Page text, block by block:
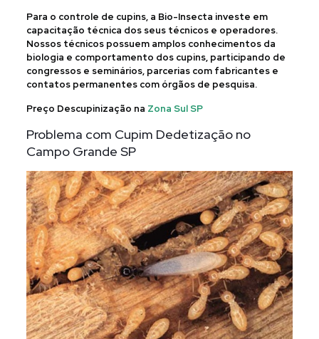
Para o controle de cupins, a Bio-Insecta investe em
capacitação técnica dos seus técnicos e operadores.
Nossos técnicos possuem amplos conhecimentos da
biologia e comportamento dos cupins, participando de
congressos e seminários, parcerias com fabricantes e
contatos permanentes com órgãos de pesquisa.
Preço Descupinização na Zona Sul SP
Problema com Cupim Dedetização no
Campo Grande SP